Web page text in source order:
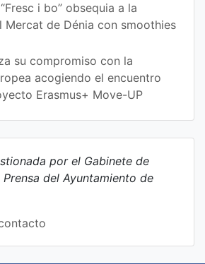
i bo” obsequia a la
Mercat de Dénia con smoothies
su compromiso con la
acogiendo el encuentro
Erasmus+ Move-UP
por el Gabinete de
del Ayuntamiento de